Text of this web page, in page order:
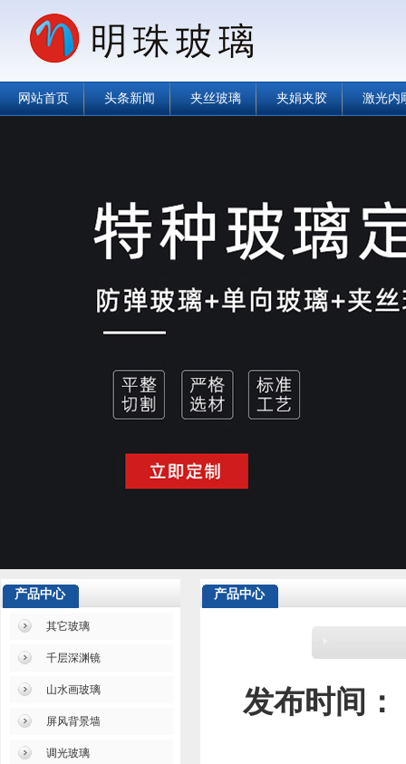
网站首页 头条新闻 夹丝玻璃 夹娟夹胶 激光内
产品中心
其它玻璃
千层深渊镜
山水画玻璃
屏风背景墙
调光玻璃
产品中心
发布时间：